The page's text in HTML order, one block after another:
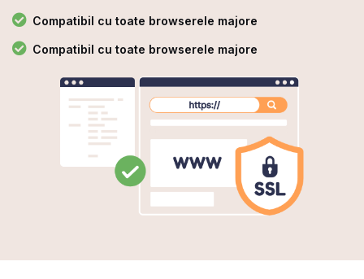
Compatibil cu toate browserele majore
Compatibil cu toate browserele majore